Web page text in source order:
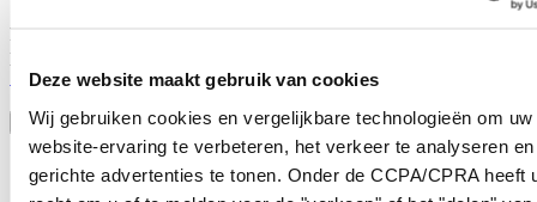
Deze website maakt gebruik van cookies
Wij gebruiken cookies en vergelijkbare technologieën om uw
website-ervaring te verbeteren, het verkeer te analyseren en
gerichte advertenties te tonen. Onder de CCPA/CPRA heeft
Meld je aan en ontvang exclusieve aanbiedingen en
productrecensies
Schrijf je in!
Taalkeuze
Austria